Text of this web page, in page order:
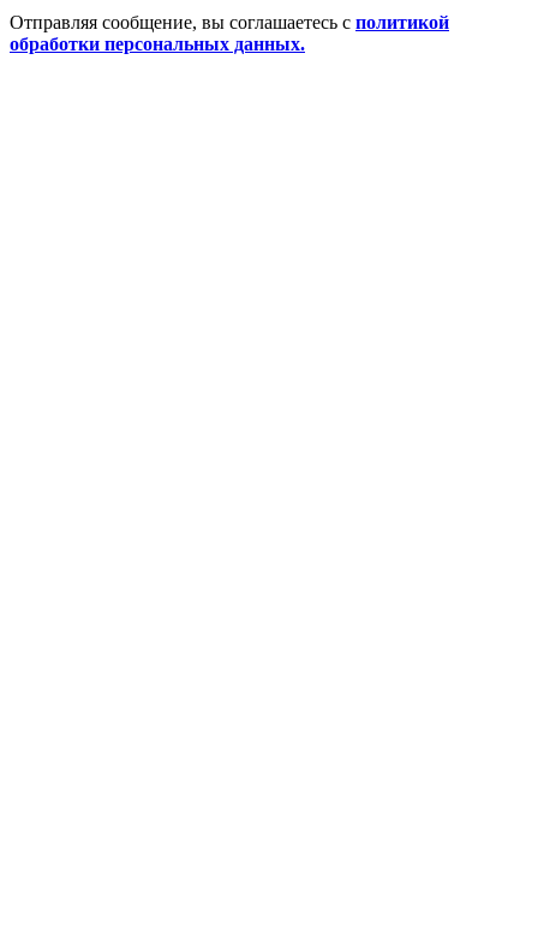
Отправляя сообщение, вы соглашаетесь с политикой
обработки персональных данных.